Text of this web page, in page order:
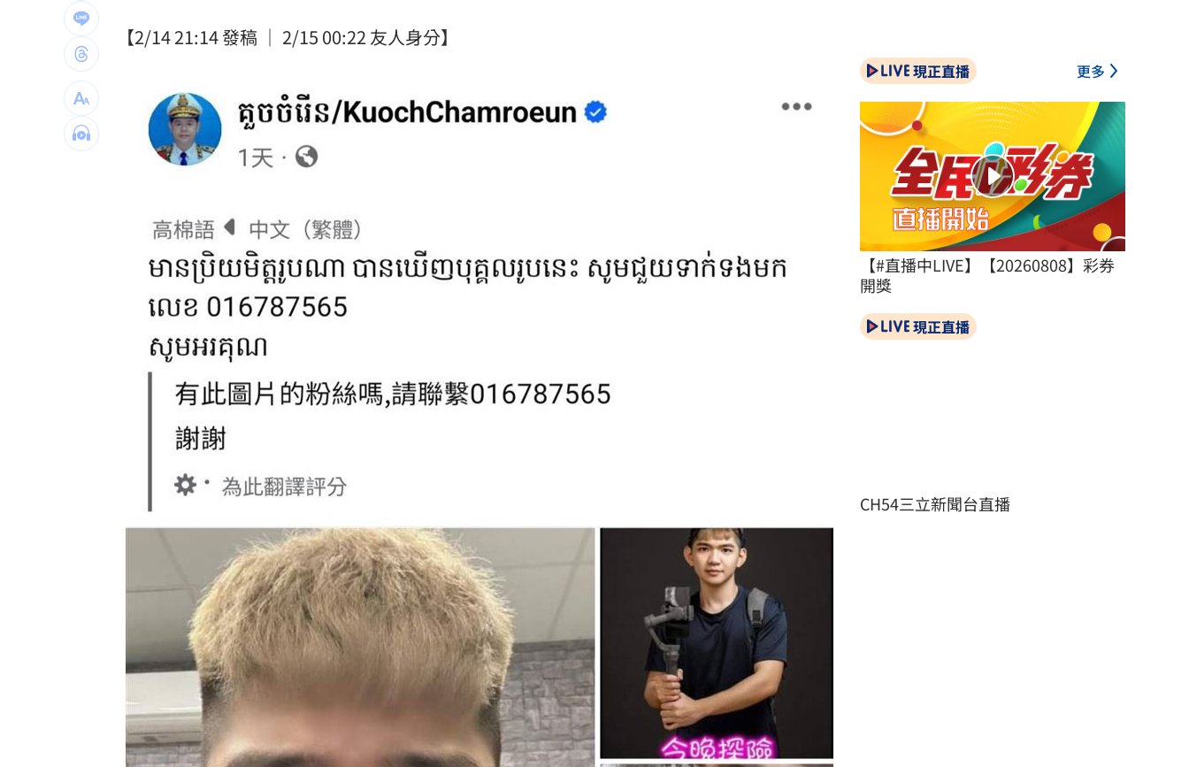
外野僅是短暫快樂 餅總曝張皓崴終極目標 19:18
想靠正二翻本？ 達人教戰槓反ETF心法
男同事追求不成跟騷偷拍 女師控校方霸凌
靠2根鐵軌橫掃AI鏈 川湖財報衝上萬金股
一軍不是來跑龍套 餅總對新人不手下留情
演習硬上路還無照！鳳山女慘收10萬單 19:03
孫易磊登板2局2K無失分！ 飆156公里火球
台灣彩券開獎直播中 20:31
LIVE三立+24小時直播
商場戰國來臨 台中「頂奢大道」逐漸成形
台彩父親節推新刮刮樂千萬頭獎超「爸」氣
「拍片人的多重宇宙」職涯論壇9/12登場！ 10:30
8國球員齊聚高雄 Formosa 7s掀足球熱潮 10:00
理想混蛋號召粉絲跨海追星吃美食！ 18:15
【2/14 21:14 發稿 ｜ 2/15 00:22 友人身分】
現正直播 更多
【#直播中LIVE】【20260808】彩券
開獎
現正直播
CH54三立新聞台直播